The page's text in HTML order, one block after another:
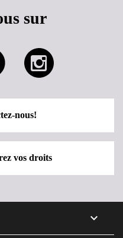
sur
nous!
vos droits
